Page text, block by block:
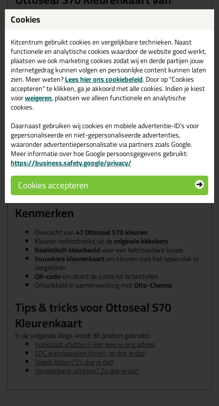
Kitcentrum
lastig zijn om de juiste kleur te kiezen. Daarom hebben wij samen
metOtto-Chemieeen praktische kleurenkaart ontwikkeld.
Hiermee kun je alle S70 kleuren eenvoudig bekijken en met elkaar
vergelijken.
De kleuren op deze kaart zijnrechtstreeks uit de Ottoseal S70
kokers aangebracht. Zo zie je precies hoe de kitkleur er in het
echt uitziet en weet je beter welke kleur het beste past bij jouw
project.
Dankzij dehandige vouwlijnenkun je de kleurenkaart makkelijk
tegen het oppervlak houden dat je wilt afkitten, zoals tegels,
sanitair of natuursteen. Zo zie je direct hoe de kleur uitkomt op
het materiaal.
Heb je jouw kleur gevonden? Scan dan eenvoudig deQR-code op
de kleurenkaarten ga direct naar de juiste productpagina om de
kit te bestellen.
Kenmerken
Overzicht van47 Ottoseal S70 kleuren
Kleuren rechtstreeks uit deoriginele kitkokers
Realistisch kleurbeeldvoor een betrouwbare keuze
Vouwbare kleurenkaartom kleuren met het oppervlak te
vergelijken
QR-codeom direct de juiste kit te bestellen
Ontwikkeld in samenwerking metOtto-Chemie
Tips & tricks voor Ottoseal S70
Kleurenkaart
In de volgende blogs wordt dit product gebruikt:
Kookplaat afkitten? Hier lees je ons advies
SPC wandpanelen lijmen, zo doe je dat!
Tegels kitten? Zo doe je dat!
Vensterbank afkitten? Zo doe je dat!
Cookies
Kitcentrum gebruikt cookies en vergelijkbare technieken. Naast
functionele en analytische cookies waardoor de website goed werkt,
plaatsen we ook marketing cookies zodat wij en derde partijen jouw
internetgedrag kunnen volgen en persoonlijke content kunnen laten
zien. Meer weten?Lees hier ons cookiebeleid. Door op "Cookies
accepteren" te klikken, ga je akkoord met alle cookies. Indien je kiest
voorweigeren, plaatsen we alleen functionele en analytische
cookies.
Daarnaast gebruiken wij cookies en mobiele advertentie-ID’s voor
gepersonaliseerde en niet-gepersonaliseerde advertenties,
waaronder advertentiepersonalisatie via partners zoals Google.
Meer informatie over hoe Google persoonsgegevens gebruikt:
https://business.safety.google/privacy/
Cookies accepteren